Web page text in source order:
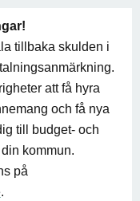
tillbaka skulden i
att få hyra
och få nya
till budget- och
kommun.
på
.